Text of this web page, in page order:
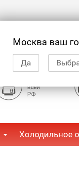
Москва ваш
Да
всей
РФ
Холодильное